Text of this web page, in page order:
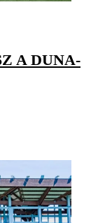
A DUNA-